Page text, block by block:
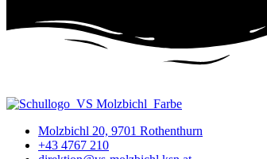
Molzbichl 20, 9701 Rothenthurn
+43 4767 210